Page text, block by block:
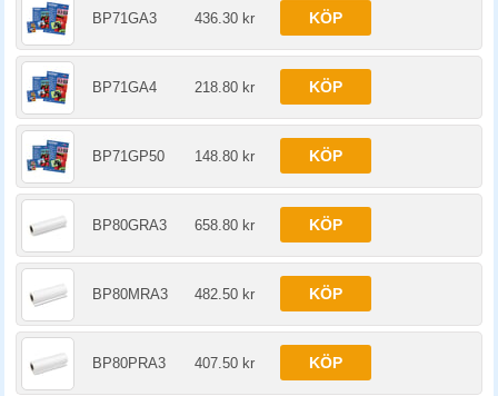
BP71GA3 436.30 kr KÖP
BP71GA4 218.80 kr KÖP
BP71GP50 148.80 kr KÖP
BP80GRA3 658.80 kr KÖP
BP80MRA3 482.50 kr KÖP
BP80PRA3 407.50 kr KÖP